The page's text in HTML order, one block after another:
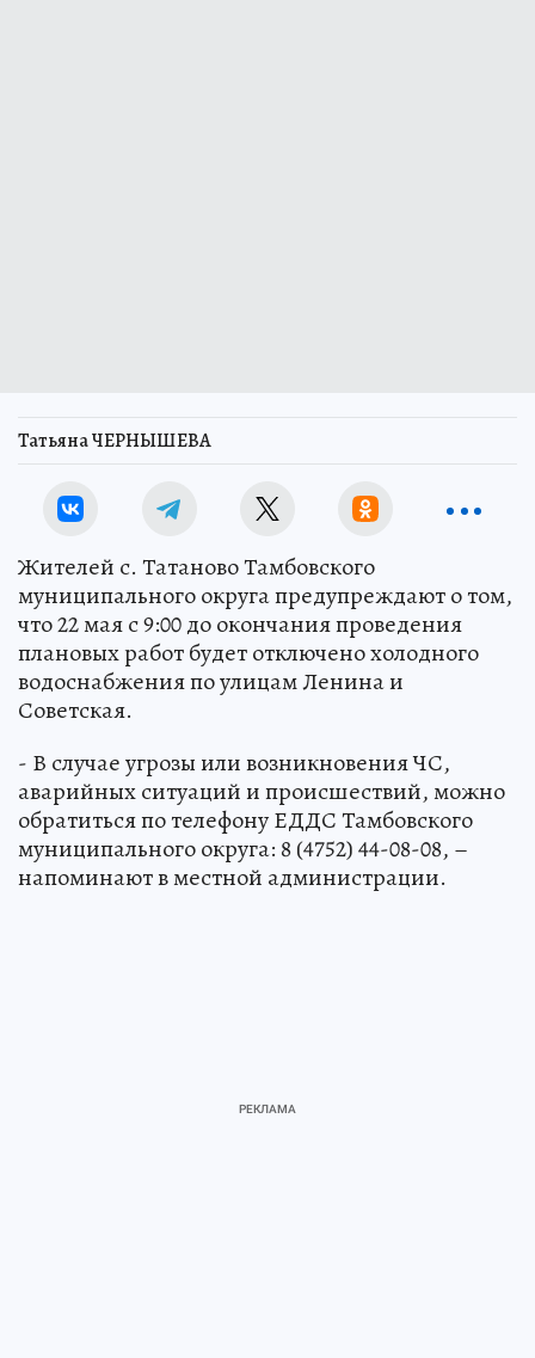
Татьяна ЧЕРНЫШЕВА
Жителей с. Татаново Тамбовского
муниципального округа предупреждают о том,
что 22 мая с 9:00 до окончания проведения
плановых работ будет отключено холодного
водоснабжения по улицам Ленина и
Советская.
- В случае угрозы или возникновения ЧС,
аварийных ситуаций и происшествий, можно
обратиться по телефону ЕДДС Тамбовского
муниципального округа: 8 (4752) 44-08-08, –
напоминают в местной администрации.